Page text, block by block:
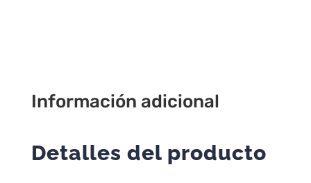
Información adicional
Detalles del producto